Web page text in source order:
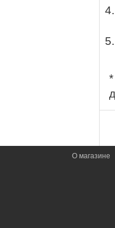
О магазине